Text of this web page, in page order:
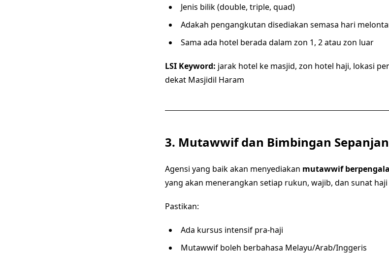
Jenis bilik (double, triple, quad)
Adakah pengangkutan disediakan semasa hari
Sama ada hotel berada dalam zon 1, 2 atau zon luar
LSI Keyword: jarak hotel ke masjid, zon hotel haji, lokasi
dekat Masjidil Haram
3. Mutawwif dan Bimbingan
Agensi yang baik akan menyediakan mutawwif
yang akan menerangkan setiap rukun, wajib, dan sunat
Pastikan:
Ada kursus intensif pra-haji
Mutawwif boleh berbahasa Melayu/Arab/Inggeris